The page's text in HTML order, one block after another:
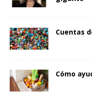
Cuentas
Cómo